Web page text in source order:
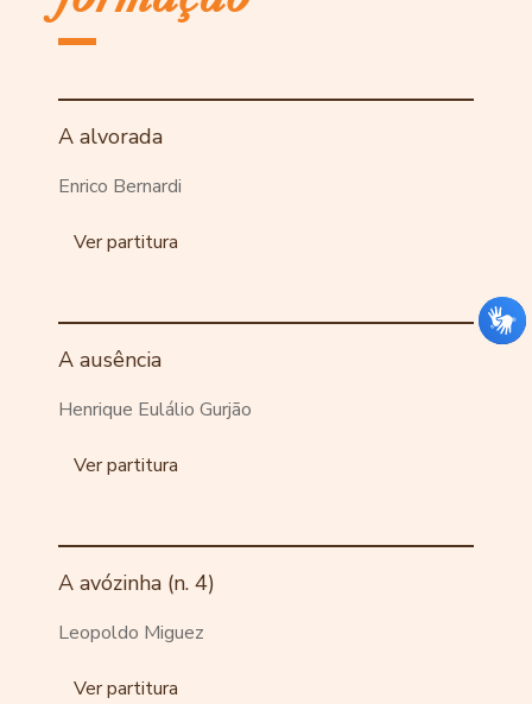
A alvorada
Enrico Bernardi
Ver partitura
A ausência
Henrique Eulálio Gurjão
Ver partitura
A avózinha (n. 4)
Leopoldo Miguez
Ver partitura